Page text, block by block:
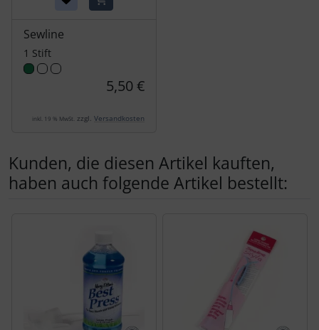
Sewline
1 Stift
5,50 €
inkl. 19 % MwSt. zzgl. Versandkosten
Kunden, die diesen Artikel kauften,
haben auch folgende Artikel bestellt: